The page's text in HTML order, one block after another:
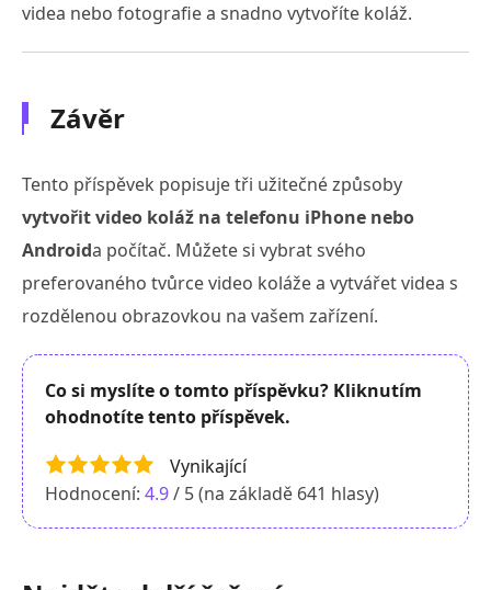
videa nebo fotografie a snadno vytvoříte koláž.
Závěr
Tento příspěvek popisuje tři užitečné způsoby
vytvořit video koláž na telefonu iPhone nebo
Androida počítač. Můžete si vybrat svého
preferovaného tvůrce video koláže a vytvářet videa s
rozdělenou obrazovkou na vašem zařízení.
Co si myslíte o tomto příspěvku? Kliknutím
ohodnotíte tento příspěvek.
Vynikající
Hodnocení: 4.9/ 5 (na základě 641 hlasy)